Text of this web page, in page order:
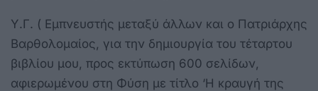
Υ.Γ. ( Εμπνευστής μεταξύ άλλων και ο Πατριάρχης
Βαρθολομαίος, για την δημιουργία του τέταρτου
βιβλίου μου, προς εκτύπωση 600 σελίδων,
αφιερωμένου στη Φύση με τίτλο ‘Η κραυγή της